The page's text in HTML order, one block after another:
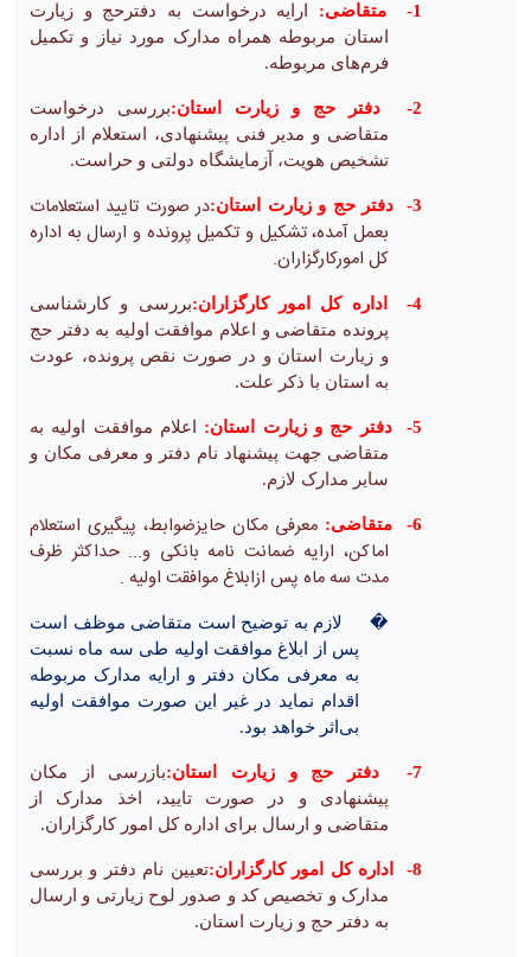
1- متقاضی: ارایه درخواست به دفترحج و زیارت
استان مربوطه همراه مدارک مورد نیاز و تکمیل
فرم‌های مربوطه.
2- دفتر حج و زیارت استان:بررسی درخواست
متقاضی و مدیر فنی پیشنهادی، استعلام از اداره
تشخیص هویت، آزمایشگاه دولتی و حراست.
3- دفتر حج و زیارت استان:در صورت تایید استعلامات
بعمل آمده، تشکیل و تکمیل پرونده و ارسال به اداره
کل امورکارگزاران.
4- اداره کل امور کارگزاران:بررسی و کارشناسی
پرونده متقاضی و اعلام موافقت اولیه به دفتر حج
و زیارت استان و در صورت نقص پرونده، عودت
به استان با ذکر علت.
5- دفتر حج و زیارت استان:
اعلام موافقت اولیه به
متقاضی جهت پیشنهاد نام دفتر و معرفی مکان و
سایر مدارک لازم.
6- متقاضی: معرفی مکان حایزضوابط، پیگیری استعلام
اماکن، ارایه ضمانت نامه بانکی و... حداکثر ظرف
مدت سه ماه پس ازابلاغ موافقت اولیه .
�
لازم به توضیح است متقاضی موظف است
پس از ابلاغ موافقت اولیه طی سه ماه نسبت
به معرفی مکان دفتر و ارایه مدارک مربوطه
اقدام نماید در غیر این صورت موافقت اولیه
بی‌اثر خواهد بود.
7- دفتر حج و زیارت استان:بازرسی از مکان
پیشنهادی و در صورت تایید، اخذ مدارک از
متقاضی و ارسال برای اداره کل امور کارگزاران.
8- اداره کل امور کارگزاران:تعیین نام دفتر و بررسی
مدارک و تخصیص کد و صدور لوح زیارتی و ارسال
به دفتر حج و زیارت استان.